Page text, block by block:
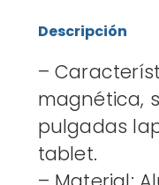
15.4
/
TABLET
13
PULG
Y
CELULARES
Descripción
–
magnética,
pulgadas
tablet.